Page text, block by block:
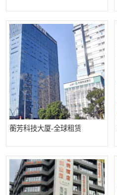
蘅芳科技大厦-全球租赁
南山区
南头
深圳超级总部基地
蛇口
龙岗区
宝安西乡